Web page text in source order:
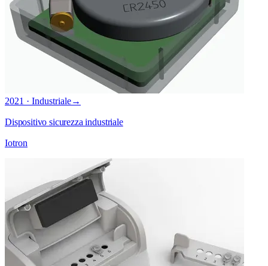
2021 · Industriale→
Dispositivo sicurezza industriale
Iotron